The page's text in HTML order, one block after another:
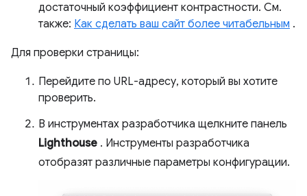
достаточный коэффициент контрастности. См.
также: Как сделать ваш сайт более читабельным .
Для проверки страницы:
Перейдите по URL-адресу, который вы хотите
проверить.
В инструментах разработчика щелкните панель
Lighthouse . Инструменты разработчика
отобразят различные параметры конфигурации.